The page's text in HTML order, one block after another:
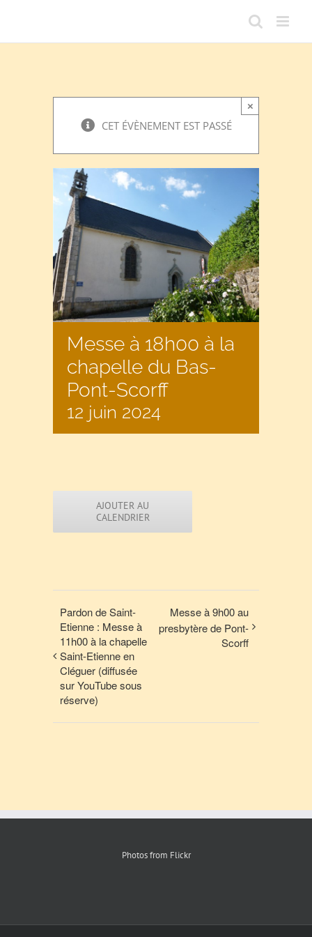
CET ÉVÈNEMENT EST PASSÉ
×
Messe à 18h00 à la
chapelle du Bas-
Pont-Scorff
12 juin 2024
AJOUTER AU
CALENDRIER
Pardon de Saint-
Etienne : Messe à
11h00 à la chapelle
Saint-Etienne en
Cléguer (diffusée
sur YouTube sous
réserve)
Messe à 9h00 au
presbytère de Pont-
Scorff
Photos from Flickr